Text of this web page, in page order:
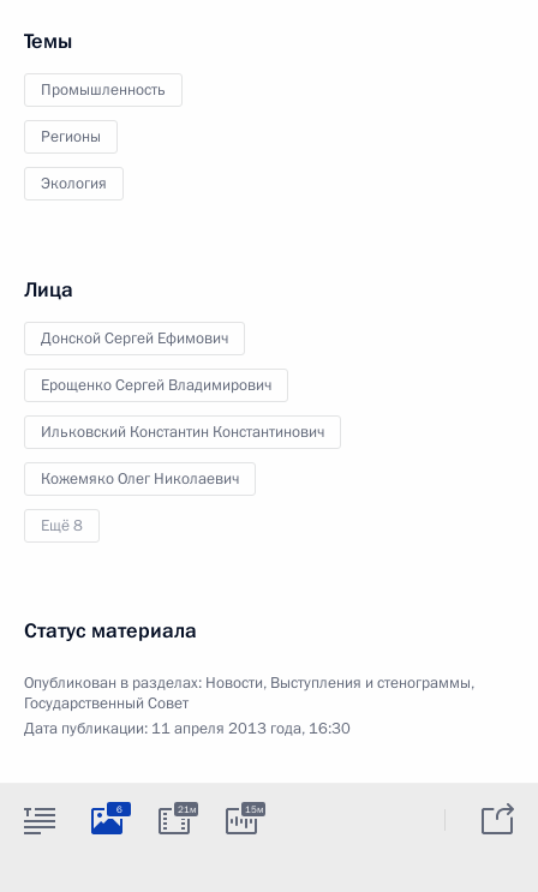
Темы
Промышленность
Регионы
Экология
Лица
Донской Сергей Ефимович
Ерощенко Сергей Владимирович
Ильковский Константин Константинович
Кожемяко Олег Николаевич
Ещё 8
Статус материала
Опубликован в разделах: Новости, Выступления и стенограммы,
Государственный Совет
Дата публикации: 11 апреля 2013 года, 16:30
6 21м 15м